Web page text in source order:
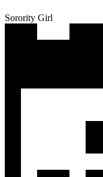
Sorority Girl